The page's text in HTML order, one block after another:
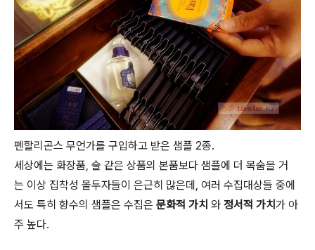
펜할리곤스 무언가를 구입하고 받은 샘플 2종.
세상에는 화장품, 술 같은 상품의 본품보다 샘플에 더 목숨을 거
는 이상 집착성 몰두자들이 은근히 많은데, 여러 수집대상들 중에
서도 특히 향수의 샘플은 수집은 문화적 가치 와 정서적 가치가 아
주 높다.